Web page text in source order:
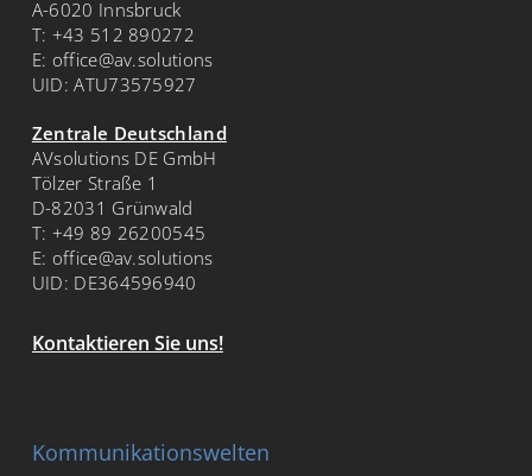
A-6020 Innsbruck
T: +43 512 890272
E: office@av.solutions
UID: ATU73575927
Zentrale Deutschland
AVsolutions DE GmbH
Tölzer Straße 1
D-82031 Grünwald
T: +49 89 26200545
E: office@av.solutions
UID: DE364596940
Kontaktieren Sie uns!
Kommunikationswelten